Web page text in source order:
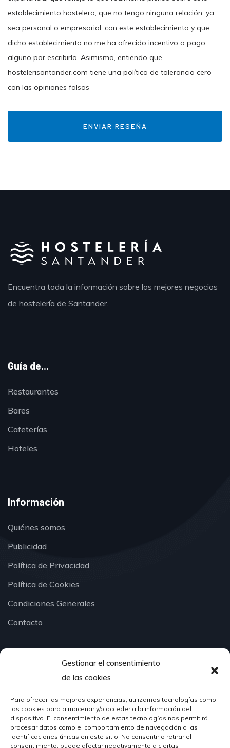
Gestionar el consentimiento
de las cookies
Para ofrecer las mejores experiencias, utilizamos tecnologías como
las cookies para almacenar y/o acceder a la información del
dispositivo. El consentimiento de estas tecnologías nos permitirá
procesar datos como el comportamiento de navegación o las
identificaciones únicas en este sitio. No consentir o retirar el
consentimiento, puede afectar negativamente a ciertas
establecimiento hostelero, que no tengo ninguna relación, ya
sea personal o empresarial, con este establecimiento y que
dicho establecimiento no me ha ofrecido incentivo o pago
alguno por escribirla. Asimismo, entiendo que
hostelerisantander.com tiene una política de tolerancia cero
con las opiniones falsas
Encuentra toda la información sobre los mejores negocios
de hostelería de Santander.
Guía de...
Restaurantes
Bares
Cafeterías
Hoteles
Información
Quiénes somos
Publicidad
Política de Privacidad
Política de Cookies
Condiciones Generales
Contacto
¿Hablamos?
624 51 12 10
info@hosteleriasantander.com